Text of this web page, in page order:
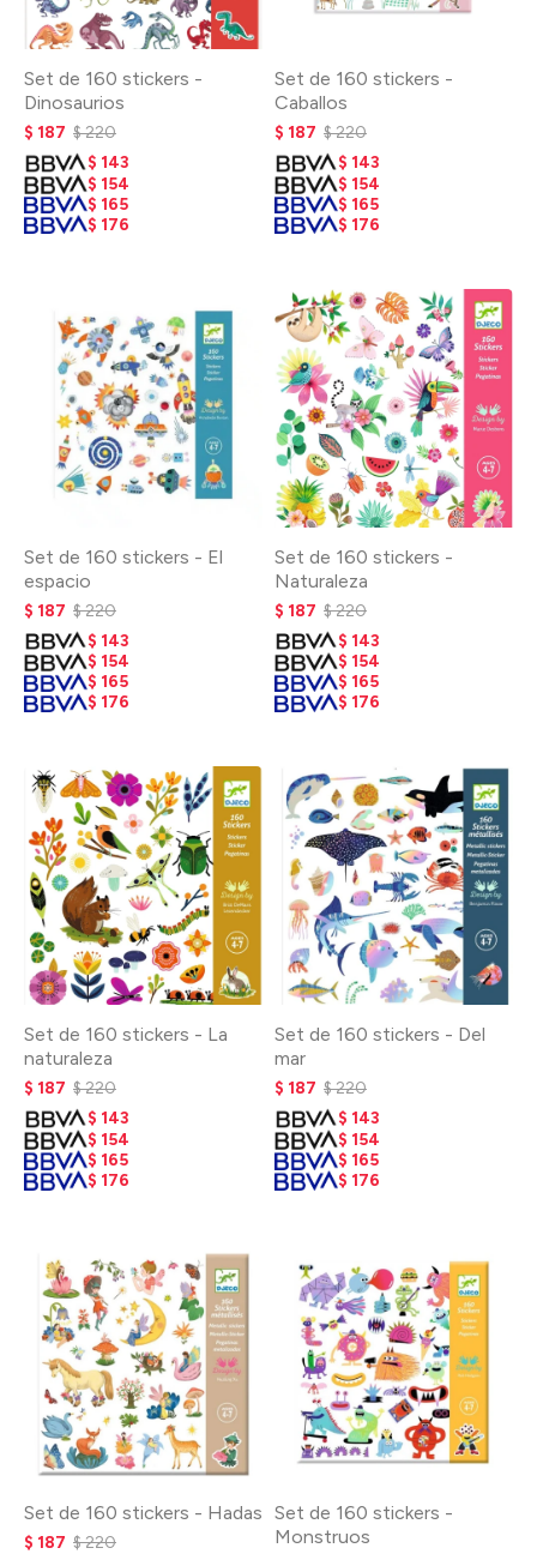
Set de 160 stickers -
Dinosaurios
$ 187 $220
$ 143
$ 154
$ 165
$ 176
Set de 160 stickers -
Caballos
$ 187 $220
$ 143
$ 154
$ 165
$ 176
Set de 160 stickers - El
espacio
$ 187 $220
$ 143
$ 154
$ 165
$ 176
Set de 160 stickers -
Naturaleza
$ 187 $220
$ 143
$ 154
$ 165
$ 176
Set de 160 stickers - La
naturaleza
$ 187 $220
$ 143
$ 154
$ 165
$ 176
Set de 160 stickers - Del
mar
$ 187 $220
$ 143
$ 154
$ 165
$ 176
Set de 160 stickers - Hadas
$ 187 $220
Set de 160 stickers -
Monstruos